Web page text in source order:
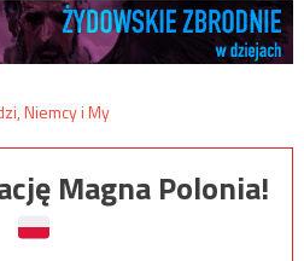
Magna Polonia!